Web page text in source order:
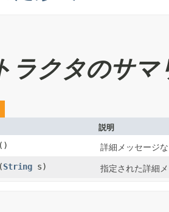
ラクタのサマ
説明
()
詳細メッセージ
​(String s) 指定された詳細